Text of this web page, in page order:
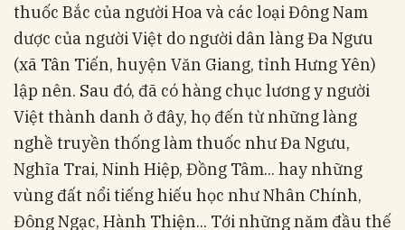
thuốc Bắc của người Hoa và các loại Đông Nam
dược của người Việt do người dân làng Đa Ngưu
(xã Tân Tiến, huyện Văn Giang, tỉnh Hưng Yên)
lập nên. Sau đó, đã có hàng chục lương y người
Việt thành danh ở đây, họ đến từ những làng
nghề truyền thống làm thuốc như Đa Ngưu,
Nghĩa Trai, Ninh Hiệp, Đồng Tâm... hay những
vùng đất nổi tiếng hiếu học như Nhân Chính,
Đông Ngạc, Hành Thiện... Tới những năm đầu thế